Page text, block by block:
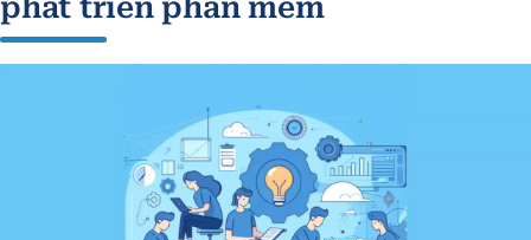
phát triển phần mềm